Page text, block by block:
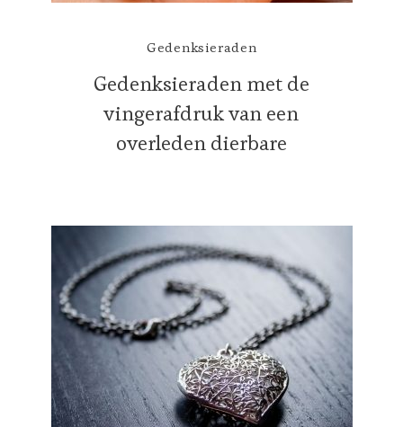
Gedenksieraden
Gedenksieraden met de
vingerafdruk van een
overleden dierbare